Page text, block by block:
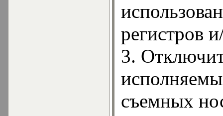
регистров
3.
съемных